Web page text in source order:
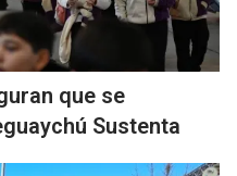
que se
Sustenta